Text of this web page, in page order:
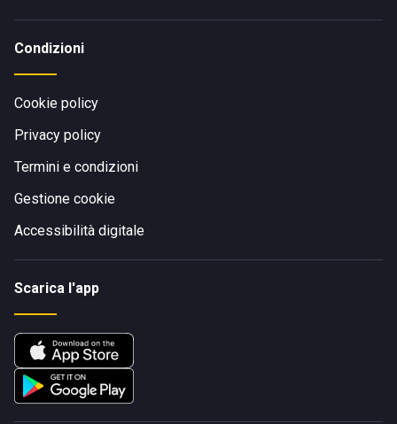
Condizioni
Cookie policy
Privacy policy
Termini e condizioni
Gestione cookie
Accessibilità digitale
Scarica l'app